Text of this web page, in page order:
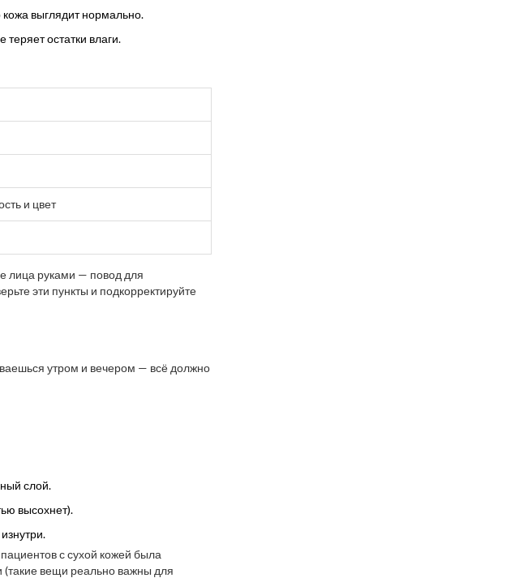
кожа выглядит нормально.
остатки влаги.
и цвет
лица руками — повод для
эти пункты и подкорректируйте
утром и вечером — всё должно
слой.
высохнет).
с сухой кожей была
вещи реально важны для